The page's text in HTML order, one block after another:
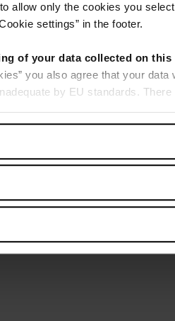
allow only the cookies you
settings” in the footer.
of your data collected on this
you also agree that your
by EU standards.